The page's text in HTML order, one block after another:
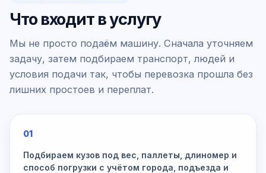
Что входит в услугу
Мы не просто подаём машину. Сначала уточняем
задачу, затем подбираем транспорт, людей и
условия подачи так, чтобы перевозка прошла без
лишних простоев и переплат.
01
Подбираем кузов под вес, паллеты, длиномер и
способ погрузки с учётом города, подъезда и